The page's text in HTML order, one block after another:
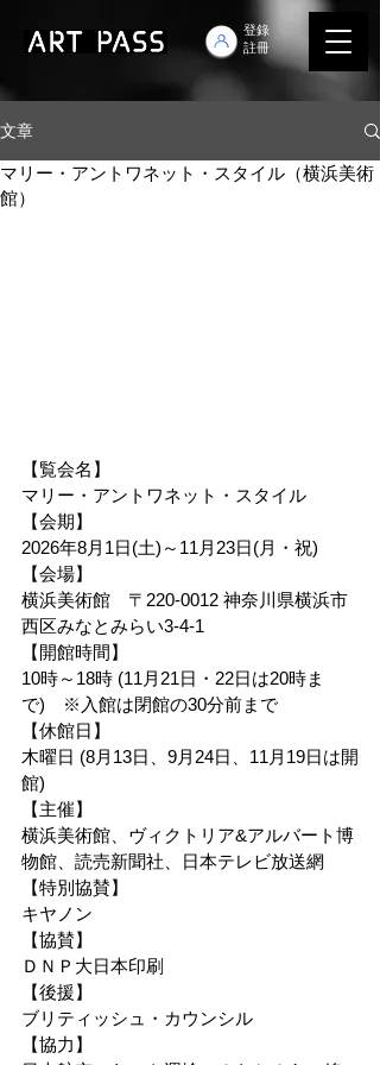
登錄
註冊
文章
マリー・アントワネット・スタイル（横浜美術
館）
【覧会名】
マリー・アントワネット・スタイル
【会期】
2026年8月1日(土)～11月23日(月・祝)
【会場】
横浜美術館　〒220-0012 神奈川県横浜市
西区みなとみらい3-4-1
【開館時間】
10時～18時 (11月21日・22日は20時ま
で)　※入館は閉館の30分前まで
【休館日】
木曜日 (8月13日、9月24日、11月19日は開
館)
【主催】
横浜美術館、ヴィクトリア&アルバート博
物館、読売新聞社、日本テレビ放送網
【特別協賛】
キヤノン
【協賛】
ＤＮＰ大日本印刷
【後援】
ブリティッシュ・カウンシル
【協力】